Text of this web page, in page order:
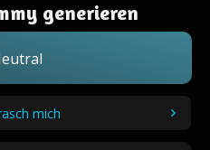
generieren
mich